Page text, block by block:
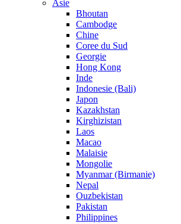
Asie
Bhoutan
Cambodge
Chine
Coree du Sud
Georgie
Hong Kong
Inde
Indonesie (Bali)
Japon
Kazakhstan
Kirghizistan
Laos
Macao
Malaisie
Mongolie
Myanmar (Birmanie)
Nepal
Ouzbekistan
Pakistan
Philippines